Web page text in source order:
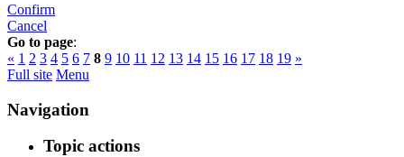
Confirm
Cancel
Go to page:
« 1 2 3 4 5 6 7 8 9 10 11 12 13 14 15 16 17 18 19 »
Full site Menu
Navigation
Topic actions